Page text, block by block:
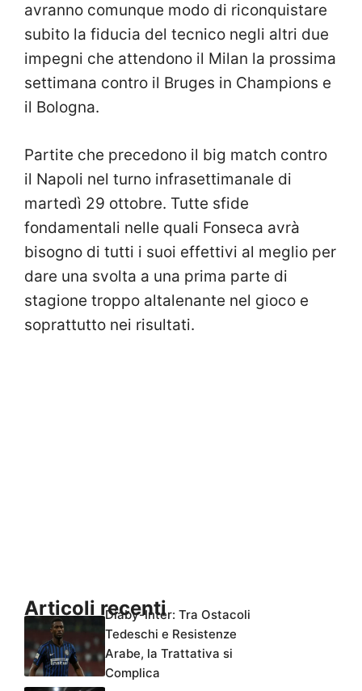
avranno comunque modo di riconquistare
subito la fiducia del tecnico negli altri due
impegni che attendono il Milan la prossima
settimana contro il Bruges in Champions e
il Bologna.
Partite che precedono il big match contro
il Napoli nel turno infrasettimanale di
martedì 29 ottobre. Tutte sfide
fondamentali nelle quali Fonseca avrà
bisogno di tutti i suoi effettivi al meglio per
dare una svolta a una prima parte di
stagione troppo altalenante nel gioco e
soprattutto nei risultati.
Articoli recentiDiaby-Inter: Tra Ostacoli
Tedeschi e Resistenze
Arabe, la Trattativa si
Complica